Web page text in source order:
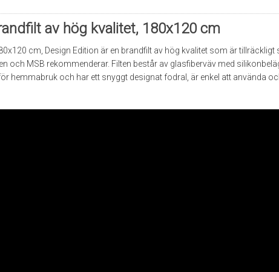
av hög kvalitet, 180x120 cm
cm, Design Edition är en brandfilt av hög kvalitet som är
och MSB rekommenderar. Filten består av glasfiberväv med
hemmabruk och har ett snyggt designat fodral, är enkel att använda